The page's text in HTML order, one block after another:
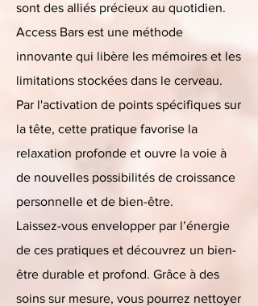
sont des alliés précieux au quotidien.
Access Bars est une méthode
innovante qui libère les mémoires et les
limitations stockées dans le cerveau.
Par l'activation de points spécifiques sur
la tête, cette pratique favorise la
relaxation profonde et ouvre la voie à
de nouvelles possibilités de croissance
personnelle et de bien-être.
Laissez-vous envelopper par l’énergie
de ces pratiques et découvrez un bien-
être durable et profond. Grâce à des
soins sur mesure, vous pourrez nettoyer